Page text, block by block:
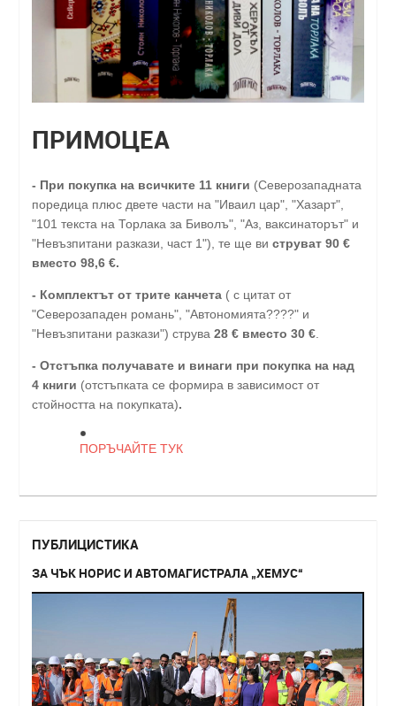
ПРИМОЦЕА
- При покупка на всичките 11 книги (Северозападната
поредица плюс двете части на "Иваил цар", "Хазарт",
"101 текста на Торлака за Биволъ", "Аз, ваксинаторът" и
"Невъзпитани разкази, част 1"), те ще ви струват 90 €
вместо 98,6 €.
- Комплектът от трите канчета ( с цитат от
"Северозападен романь", "Автономията????" и
"Невъзпитани разкази") струва 28 € вместо 30 €
- Отстъпка получавате и винаги при покупка на над
4 книги (отстъпката се формира в зависимост от
стойността на покупката).
ПОРЪЧАЙТЕ ТУК
ПУБЛИЦИСТИКА
ЗА ЧЪК НОРИС И АВТОМАГИСТРАЛА „ХЕМУС“